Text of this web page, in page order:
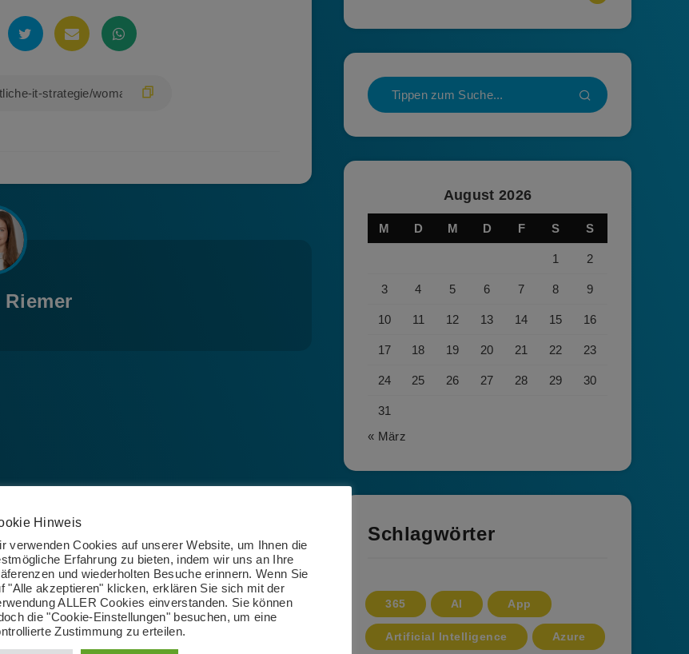
August 2026
M D M D F S S
1 2
3 4 5 6 7 8 9
10 11 12 13 14 15 16
17 18 19 20 21 22 23
24 25 26 27 28 29 30
31
« März
Schlagwörter
365 AI App
Artificial Intelligence Azure
Hinweis
verwenden Cookies auf unserer Website, um Ihnen die
Erfahrung zu bieten, indem wir uns an Ihre
und wiederholten Besuche erinnern. Wenn Sie
"Alle akzeptieren" klicken, erklären Sie sich mit der
ALLER Cookies einverstanden. Sie können
die "Cookie-Einstellungen" besuchen, um eine
Zustimmung zu erteilen.